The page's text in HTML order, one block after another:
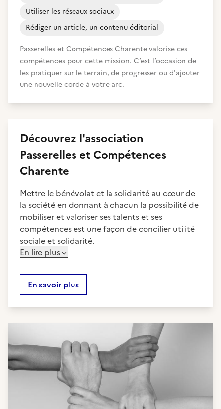
Utiliser les réseaux sociaux
Rédiger un article, un contenu éditorial
Passerelles et Compétences Charente valorise ces
compétences pour cette mission. C’est l’occasion de
les pratiquer sur le terrain, de progresser ou d'ajouter
une nouvelle corde à votre arc.
Découvrez l'association
Passerelles et Compétences
Charente
Mettre le bénévolat et la solidarité au cœur de
la société en donnant à chacun la possibilité de
mobiliser et valoriser ses talents et ses
compétences est une façon de concilier utilité
sociale et solidarité.
En lire plus
En savoir plus